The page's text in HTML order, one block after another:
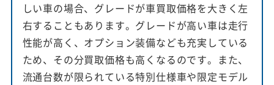
しい車の場合、グレードが車買取価格を大きく左
右することもあります。グレードが高い車は走行
性能が高く、オプション装備なども充実している
ため、その分買取価格も高くなるのです。また、
流通台数が限られている特別仕様車や限定モデル